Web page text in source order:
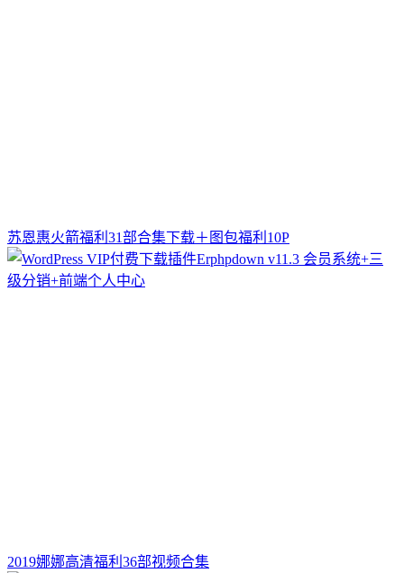
苏恩惠火箭福利31部合集下载＋图包福利10P
2019娜娜高清福利36部视频合集